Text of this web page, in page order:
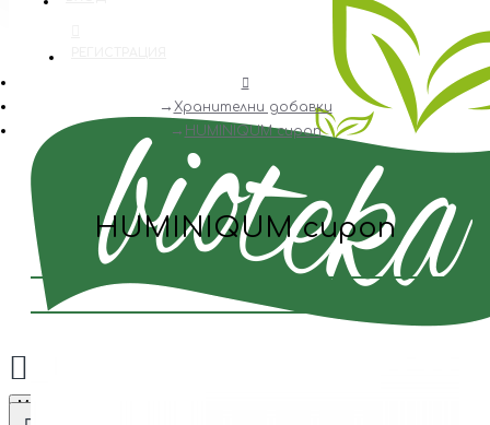
Menu
Хранителни добавки
HUMINIQUM сироп
HUMINIQUM сироп